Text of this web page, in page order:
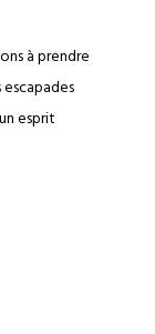
à prendre
esprit